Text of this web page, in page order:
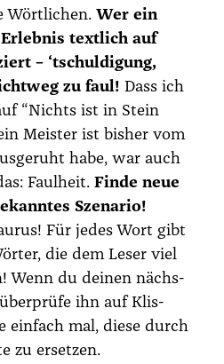
Wört­li­chen. Wer ein
text­lich auf
– ‘tschul­di­gung,
zu faul! Dass ich
“Nichts ist in Stein
Meis­ter ist bis­her vom
habe, war auch
Faul­heit. Fin­de neue
Sze­na­rio!
Für jedes Wort gibt
die dem Leser viel
Wenn du dei­nen nächs­
ihn auf Kli­s­
ein­fach mal, die­se durch
zu erset­zen.